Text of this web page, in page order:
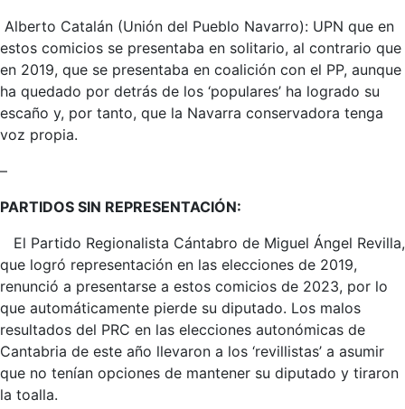
Alberto Catalán (Unión del Pueblo Navarro): UPN que en
estos comicios se presentaba en solitario, al contrario que
en 2019, que se presentaba en coalición con el PP, aunque
ha quedado por detrás de los ‘populares’ ha logrado su
escaño y, por tanto, que la Navarra conservadora tenga
voz propia.
–
PARTIDOS SIN REPRESENTACIÓN:
El Partido Regionalista Cántabro de Miguel Ángel Revilla,
que logró representación en las elecciones de 2019,
renunció a presentarse a estos comicios de 2023, por lo
que automáticamente pierde su diputado. Los malos
resultados del PRC en las elecciones autonómicas de
Cantabria de este año llevaron a los ‘revillistas’ a asumir
que no tenían opciones de mantener su diputado y tiraron
la toalla.